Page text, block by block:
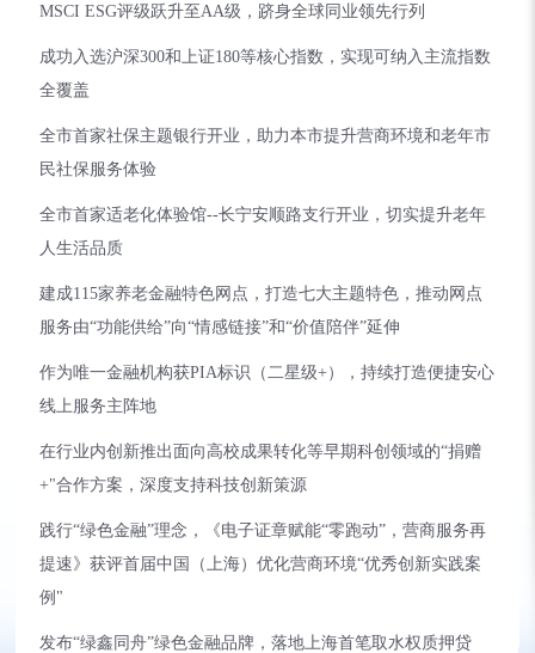
MSCI ESG评级跃升至AA级，跻身全球同业领先行列
成功入选沪深300和上证180等核心指数，实现可纳入主流指数
全覆盖
全市首家社保主题银行开业，助力本市提升营商环境和老年市
民社保服务体验
全市首家适老化体验馆--长宁安顺路支行开业，切实提升老年
人生活品质
建成115家养老金融特色网点，打造七大主题特色，推动网点
服务由“功能供给”向“情感链接”和“价值陪伴”延伸
作为唯一金融机构获PIA标识（二星级+），持续打造便捷安心
线上服务主阵地
在行业内创新推出面向高校成果转化等早期科创领域的“捐赠
+"合作方案，深度支持科技创新策源
践行“绿色金融”理念，《电子证章赋能“零跑动”，营商服务再
提速》获评首届中国（上海）优化营商环境“优秀创新实践案
例"
发布“绿鑫同舟”绿色金融品牌，落地上海首笔取水权质押贷